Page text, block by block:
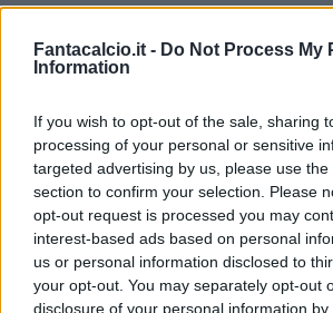
Fantacalcio.it - Do Not Process My
Information
If you wish to opt-out of the sale, sharing
processing of your personal or sensitive
targeted advertising by us, please use
section to confirm your selection. Please
opt-out request is processed you may
interest-based ads based on personal
us or personal information disclosed to
your opt-out. You may separately opt-out
disclosure of your personal information
I calabresi disputeranno la
della storia dopo aver eliminato
Stabia in semifinale.